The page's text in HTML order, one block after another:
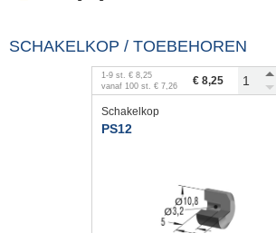
SCHAKELKOP / TOEBEHOREN
1-9 st. € 8,25
vanaf 100 st. € 7,26 € 8,25
Schakelkop
PS12